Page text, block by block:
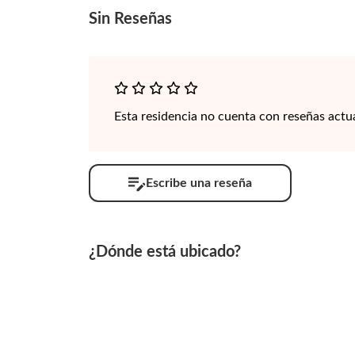
Sin Reseñas
Esta residencia no cuenta con reseñas
Escribe una reseña
¿Dónde está ubicado?